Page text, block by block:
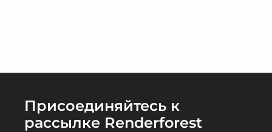
Присоединяйтесь к
рассылке Renderforest